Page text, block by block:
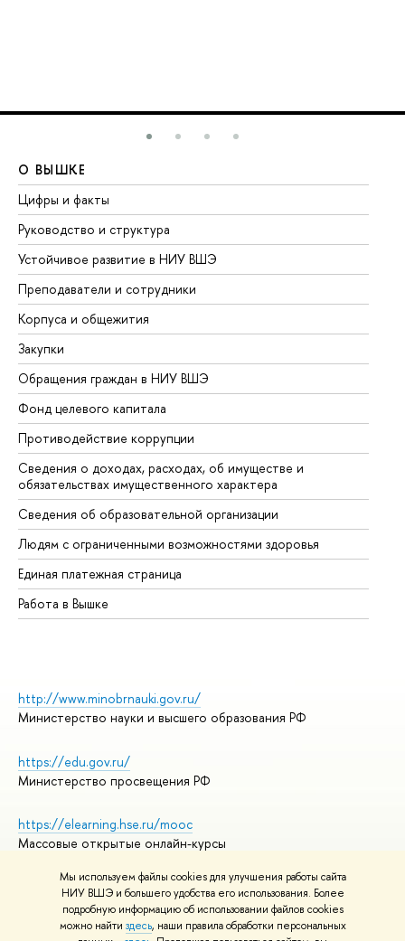
Мы используем файлы cookies для улучшения работы сайта
НИУ ВШЭ и большего удобства его использования. Более
подробную информацию об использовании файлов cookies
можно найти здесь, наши правила обработки персональных
О ВЫШКЕ
Цифры и факты
Руководство и структура
Устойчивое развитие в НИУ ВШЭ
Преподаватели и сотрудники
Корпуса и общежития
Закупки
Обращения граждан в НИУ ВШЭ
Фонд целевого капитала
Противодействие коррупции
Сведения о доходах, расходах, об имуществе и
обязательствах имущественного характера
Сведения об образовательной организации
Людям с ограниченными возможностями здоровья
Единая платежная страница
Работа в Вышке
http://www.minobrnauki.gov.ru/
Министерство науки и высшего образования РФ
https://edu.gov.ru/
Министерство просвещения РФ
https://elearning.hse.ru/mooc
Массовые открытые онлайн-курсы
© НИУ ВШЭ 1993–2026
Адреса и контакты
Условия использования материалов